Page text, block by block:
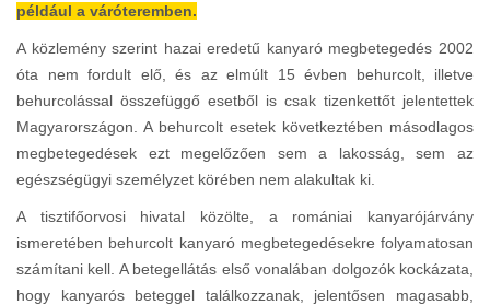
például a váróteremben.
A közlemény szerint hazai eredetű kanyaró megbetegedés 2002
óta nem fordult elő, és az elmúlt 15 évben behurcolt, illetve
behurcolással összefüggő esetből is csak tizenkettőt jelentettek
Magyarországon. A behurcolt esetek következtében másodlagos
megbetegedések ezt megelőzően sem a lakosság, sem az
egészségügyi személyzet körében nem alakultak ki.
A tisztifőorvosi hivatal közölte, a romániai kanyarójárvány
ismeretében behurcolt kanyaró megbetegedésekre folyamatosan
számítani kell. A betegellátás első vonalában dolgozók kockázata,
hogy kanyarós beteggel találkozzanak, jelentősen magasabb,